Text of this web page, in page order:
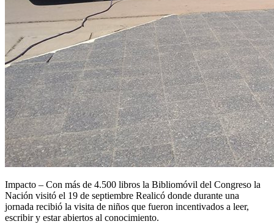
Impacto – Con más de 4.500 libros la Bibliomóvil del Congreso la
Nación visitó el 19 de septiembre Realicó donde durante una
jornada recibió la visita de niños que fueron incentivados a leer,
escribir y estar abiertos al conocimiento.